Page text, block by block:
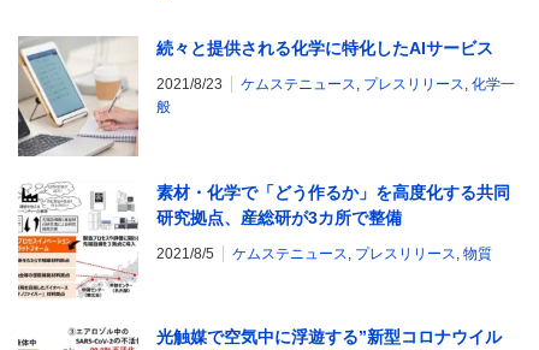
続々と提供される化学に特化したAIサービス
2021/8/23 ケムステニュース, プレスリリース, 化学一
般
素材・化学で「どう作るか」を高度化する共同
研究拠点、産総研が3カ所で整備
2021/8/5 ケムステニュース, プレスリリース, 物質
光触媒で空気中に浮遊する”新型コロナウイル